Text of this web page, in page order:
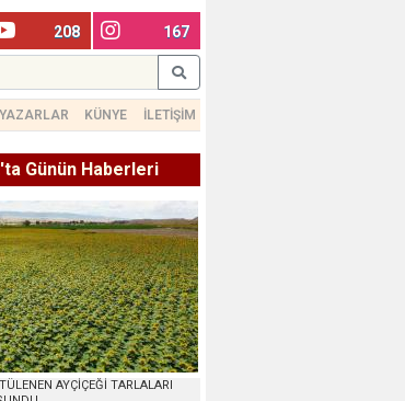
208 167
YAZARLAR KÜNYE İLETİŞİM
Günün Haberleri
AYÇİÇEĞİ TARLALARI